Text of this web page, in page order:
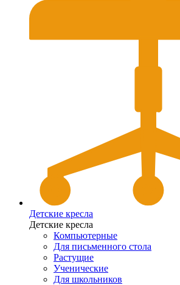
Детские кресла
Детские кресла
Компьютерные
Для письменного стола
Растущие
Ученические
Для школьников